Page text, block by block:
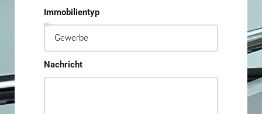
Immobilientyp
Nachricht